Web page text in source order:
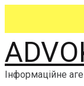
Інформаційне